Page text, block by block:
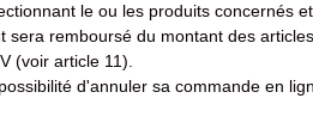
le ou les produits concernés
remboursé du montant des
(voir article 11).
d'annuler sa commande en